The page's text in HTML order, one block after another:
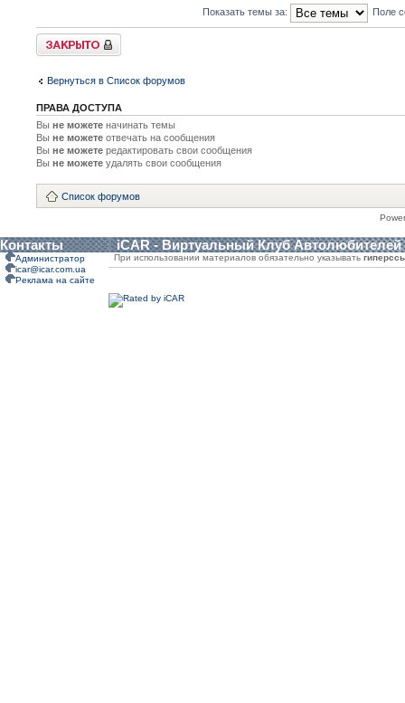
Показать темы за: Поле
Форум закрыт
Вернуться в Список форумов
ПРАВА ДОСТУПА
Вы не можете начинать темы
Вы не можете отвечать на сообщения
Вы не можете редактировать свои сообщения
Вы не можете удалять свои сообщения
Список форумов
Контакты iCAR - Виртуальный Клуб Автолюбителей
Администратор
icar@icar.com.ua
Реклама на сайте
При использовании материалов обязательно указывать